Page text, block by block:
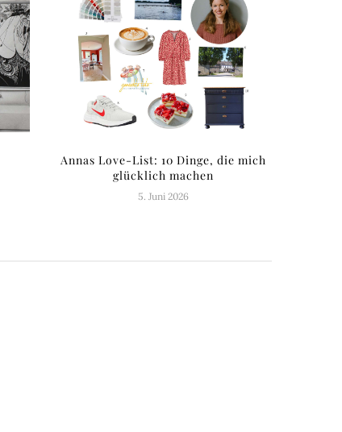
Annas Love-List: 10 Dinge, die mich
glücklich machen
5. Juni 2026